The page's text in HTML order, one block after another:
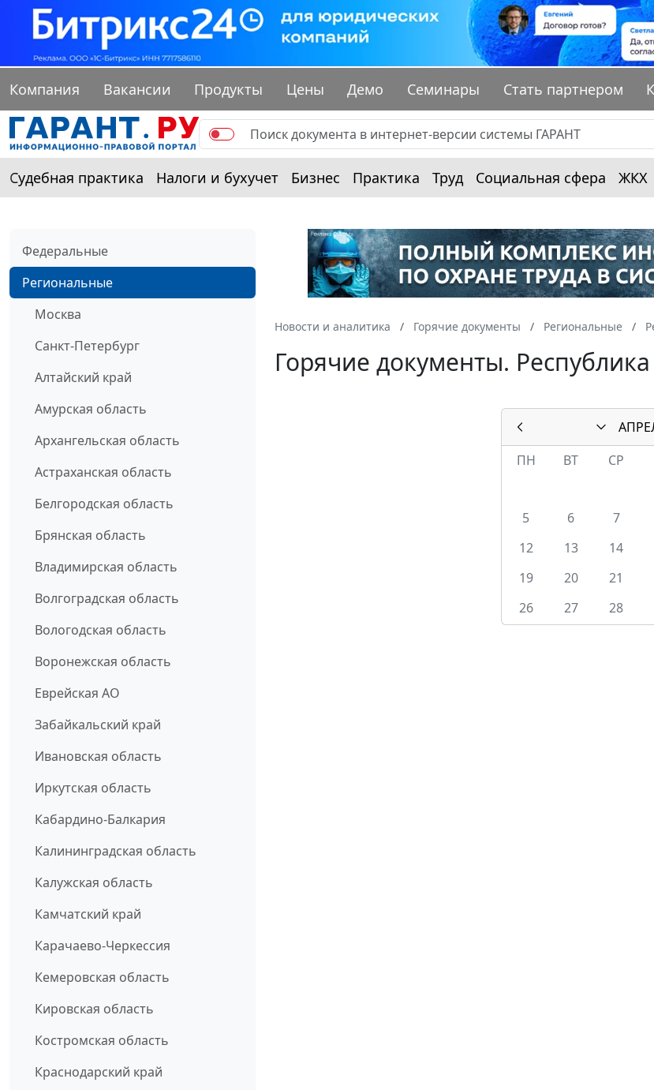
Компания Вакансии Продукты Цены Демо Семинары Стать партнером
Судебная практика Налоги и бухучет Бизнес Практика Труд Социальная сфера ЖКХ
Федеральные
Региональные
Москва
Санкт-Петербург
Алтайский край
Амурская область
Архангельская область
Астраханская область
Белгородская область
Брянская область
Владимирская область
Волгоградская область
Вологодская область
Воронежская область
Еврейская АО
Забайкальский край
Ивановская область
Иркутская область
Кабардино-Балкария
Калининградская область
Калужская область
Камчатский край
Карачаево-Черкессия
Кемеровская область
Кировская область
Костромская область
Краснодарский край
Новости и аналитика Горячие документы Региональные
Горячие документы.
ПН
ВТ СР
5
6 7
12
13 14
19
20 21
26
27 28